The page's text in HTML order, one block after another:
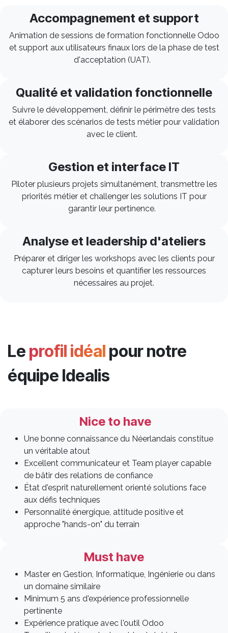
Accompagnement et support
Animation de sessions de formation fonctionnelle Odoo
et support aux utilisateurs finaux lors de la phase de test
d'acceptation (UAT).
Qualité et validation fonctionnelle
Suivre le développement, définir le périmètre des tests
et élaborer des scénarios de tests métier pour validation
avec le client.
Gestion et interface IT
Piloter plusieurs projets simultanément, transmettre les
priorités métier et challenger les solutions IT pour
garantir leur pertinence.
Analyse et leadership d'ateliers
Préparer et diriger les workshops avec les clients pour
capturer leurs besoins et quantifier les ressources
nécessaires au projet.
Le profil idéal pour notre
équipe Idealis
Nice to have
Une bonne connaissance du Néerlandais constitue
un véritable atout
Excellent communicateur et Team player capable
de bâtir des relations de confiance
État d'esprit naturellement orienté solutions face
aux défis techniques
Personnalité énergique, attitude positive et
approche "hands-on" du terrain
Must have
Master en Gestion, Informatique, Ingénierie ou dans
un domaine similaire
Minimum 5 ans d'expérience professionnelle
pertinente
Expérience pratique avec l'outil Odoo